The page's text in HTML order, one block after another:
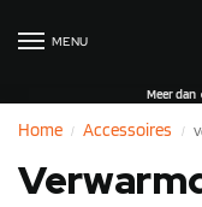
MENU
Meer dan
Home / Accessoires /